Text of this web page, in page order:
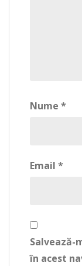
Nume *
Email *
Salvează-
în acest